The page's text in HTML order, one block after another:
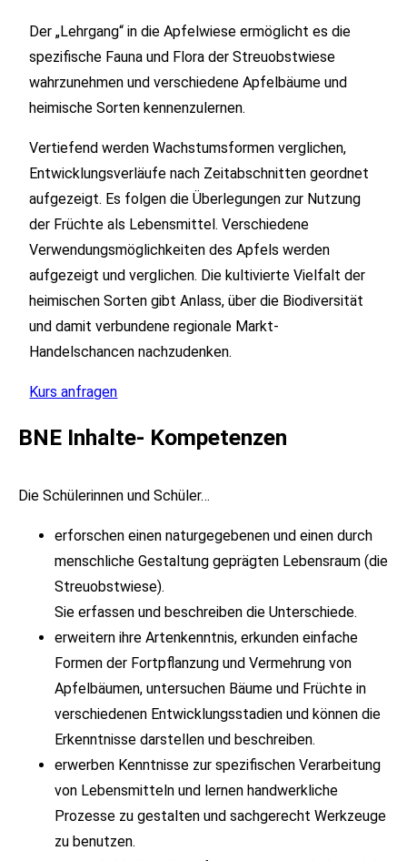
Der „Lehrgang“ in die Apfelwiese ermöglicht es die
spezifische Fauna und Flora der Streuobstwiese
wahrzunehmen und verschiedene Apfelbäume und
heimische Sorten kennenzulernen.
Vertiefend werden Wachstumsformen verglichen,
Entwicklungsverläufe nach Zeitabschnitten geordnet
aufgezeigt. Es folgen die Überlegungen zur Nutzung
der Früchte als Lebensmittel. Verschiedene
Verwendungsmöglichkeiten des Apfels werden
aufgezeigt und verglichen. Die kultivierte Vielfalt der
heimischen Sorten gibt Anlass, über die Biodiversität
und damit verbundene regionale Markt-
Handelschancen nachzudenken.
Kurs anfragen
BNE Inhalte- Kompetenzen
Die Schülerinnen und Schüler…
erforschen einen naturgegebenen und einen durch
menschliche Gestaltung geprägten Lebensraum (die
Streuobstwiese).
Sie erfassen und beschreiben die Unterschiede.
erweitern ihre Artenkenntnis, erkunden einfache
Formen der Fortpflanzung und Vermehrung von
Apfelbäumen, untersuchen Bäume und Früchte in
verschiedenen Entwicklungsstadien und können die
Erkenntnisse darstellen und beschreiben.
erwerben Kenntnisse zur spezifischen Verarbeitung
von Lebensmitteln und lernen handwerkliche
Prozesse zu gestalten und sachgerecht Werkzeuge
zu benutzen.